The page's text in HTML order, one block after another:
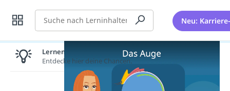
Suche Neu:
Lernen lohnt sich!
Entdecke hier deine Chancen.